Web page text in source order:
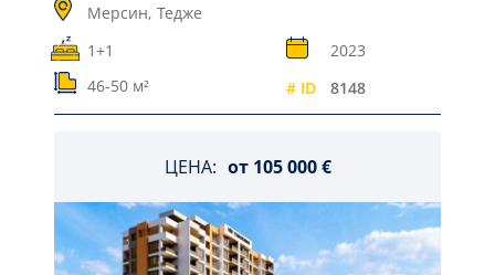
Мерсин, Тедже
1+1
2023
46-50 м²
# ID 8148
ЦЕНА: от 105 000 €